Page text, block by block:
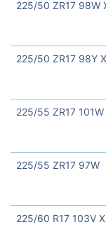
225/50 ZR17 98W
225/50 ZR17 98Y
225/55 ZR17 101W
225/55 ZR17 97W
225/60 R17 103V